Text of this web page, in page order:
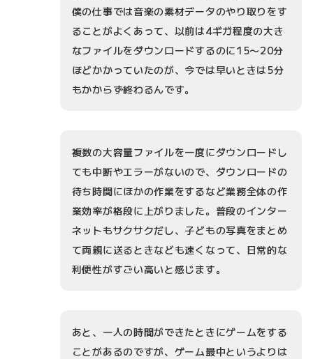
僕の仕事では音楽の素材データのやり取りをす
ることがよくあって、以前は4ギガ程度の大き
なファイルをダウンロードするのに15〜20分
ほどかかっていたのが、今では早いときは5分
もかからず終わるんです。
複数の大容量ファイルを一度にダウンロードし
ても中断やエラーがないので、ダウンロードの
待ち時間にほかの作業をするなど業務全体の作
業効率が格段に上がりました。普段のインター
ネットもサクサクだし、子どもの写真をまとめ
て両親に送るときなども速くなって、日常的な
利便性がすごい高いと感じます。
あと、一人の時間ができたときにゲームをする
ことがあるのですが、ゲーム最中というよりは